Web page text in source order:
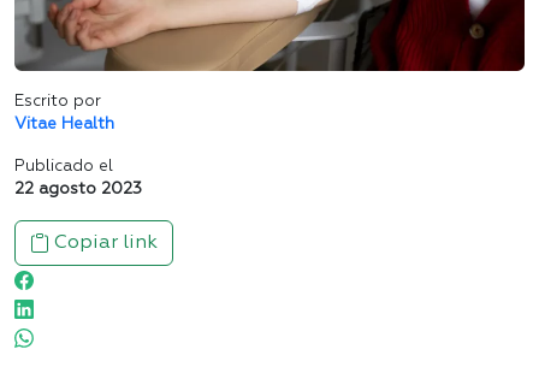
Escrito por
Vitae Health
Publicado el
22 agosto 2023
Copiar link